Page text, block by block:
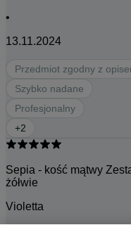
•
13.11.2024
Przedmiot zgodny z
Szybko nadane
Profesjonalny
+2
Sepia - kość mątwy
żółwie
Violetta